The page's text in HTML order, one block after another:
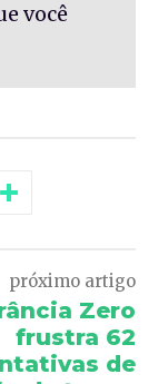
você
próximo artigo
Zero
frustra 62
de